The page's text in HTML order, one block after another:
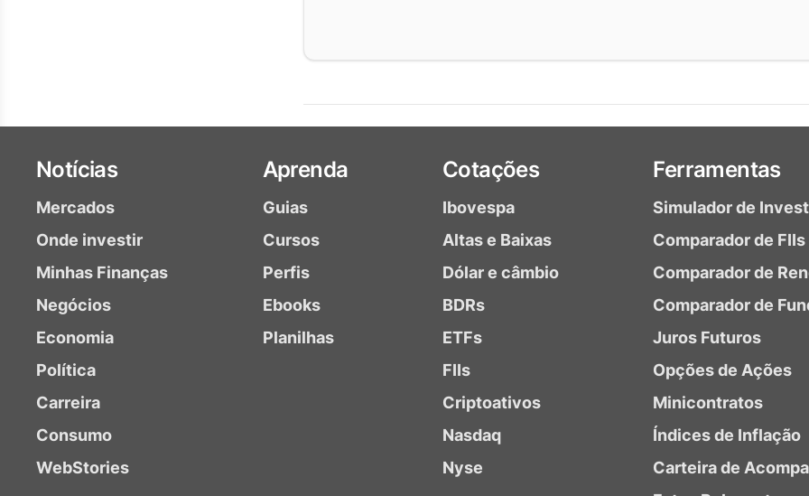
Notícias
Mercados
Onde investir
Minhas Finanças
Negócios
Economia
Política
Carreira
Consumo
WebStories
Aprenda
Guias
Cursos
Perfis
Ebooks
Planilhas
Cotações
Ibovespa
Altas e Baixas
Dólar e câmbio
BDRs
ETFs
FIIs
Criptoativos
Nasdaq
Nyse
Ferramentas
Simulador de
Comparador de FIIs
Comparador de
Comparador de
Juros Futuros
Opções de Ações
Minicontratos
Índices de Inflação
Carteira de